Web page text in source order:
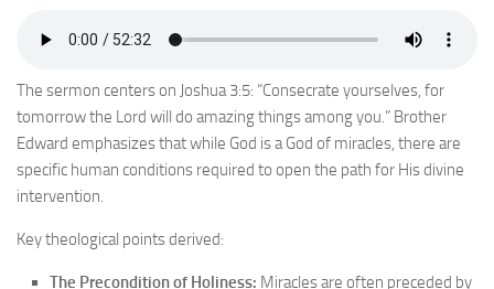
The sermon centers on Joshua 3:5: “Consecrate yourselves, for
tomorrow the Lord will do amazing things among you.” Brother
Edward emphasizes that while God is a God of miracles, there are
specific human conditions required to open the path for His divine
intervention.
Key theological points derived:
The Precondition of Holiness: Miracles are often preceded by